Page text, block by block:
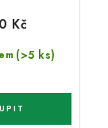
(>5 ks)
Kč